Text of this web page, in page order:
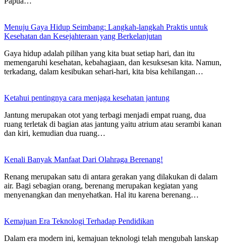
Menuju Gaya Hidup Seimbang: Langkah-langkah Praktis untuk
Kesehatan dan Kesejahteraan yang Berkelanjutan
Gaya hidup adalah pilihan yang kita buat setiap hari, dan itu
memengaruhi kesehatan, kebahagiaan, dan kesuksesan kita. Namun,
terkadang, dalam kesibukan sehari-hari, kita bisa kehilangan…
Ketahui pentingnya cara menjaga kesehatan jantung
Jantung merupakan otot yang terbagi menjadi empat ruang, dua
ruang terletak di bagian atas jantung yaitu atrium atau serambi kanan
dan kiri, kemudian dua ruang…
Kenali Banyak Manfaat Dari Olahraga Berenang!
Renang merupakan satu di antara gerakan yang dilakukan di dalam
air. Bagi sebagian orang, berenang merupakan kegiatan yang
menyenangkan dan menyehatkan. Hal itu karena berenang…
Kemajuan Era Teknologi Terhadap Pendidikan
Dalam era modern ini, kemajuan teknologi telah mengubah lanskap